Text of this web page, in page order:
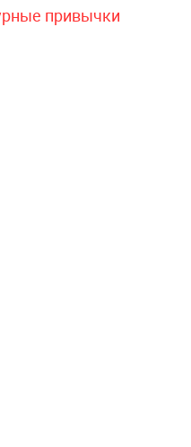
привычки